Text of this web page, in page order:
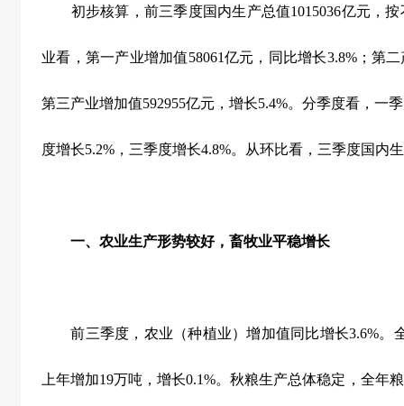
初步核算，前三季度国内生产总值1015036亿元，按
业看，第一产业增加值58061亿元，同比增长3.8%；第二
第三产业增加值592955亿元，增长5.4%。分季度看，一
度增长5.2% ，三季度增长4.8%。从环比看，三季度国内
一、农业生产形势较好，畜牧业平稳增长
前三季度，农业（种植业）增加值同比增长3.6%。
上年增加19万吨，增长0.1%。秋粮生产总体稳定，全年